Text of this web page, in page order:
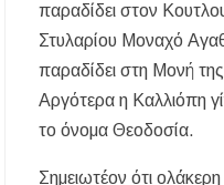
παραδίδει στον
Στυλαρίου Μοναχό
παραδίδει στη Μονή
Αργότερα η Καλλιόπη
το όνομα Θεοδοσία.
Σημειωτέον ότι